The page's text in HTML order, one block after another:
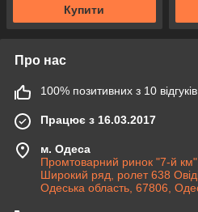
Купити
Про нас
100% позитивних з 10 відгуків
Працює з 16.03.2017
м. Одеса
Промтоварний ринок "7-й
Широкий ряд, ролет 638
Одеська область, 67806,